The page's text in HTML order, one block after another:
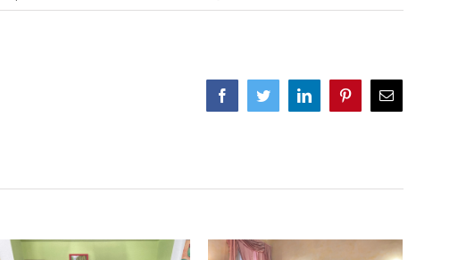
FacebookTwitterLinkedIn PinterestCorreo
electrónico